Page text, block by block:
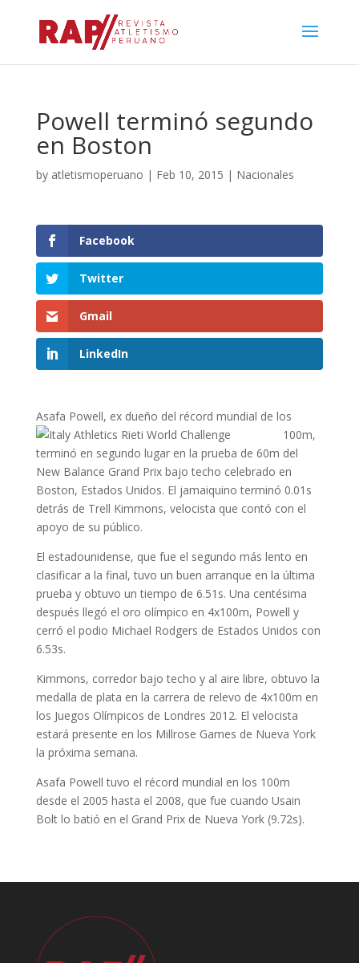
Powell terminó segundo
en Boston
by atletismoperuano | Feb 10, 2015 | Nacionales
Facebook
Twitter
Gmail
LinkedIn
Asafa Powell, ex dueño del récord mundial de los
100m,
terminó en segundo lugar en la prueba de 60m del
New Balance Grand Prix bajo techo celebrado en
Boston, Estados Unidos. El jamaiquino terminó 0.01s
detrás de Trell Kimmons, velocista que contó con el
apoyo de su público.
El estadounidense, que fue el segundo más lento en
clasificar a la final, tuvo un buen arranque en la última
prueba y obtuvo un tiempo de 6.51s. Una centésima
después llegó el oro olímpico en 4x100m, Powell y
cerró el podio Michael Rodgers de Estados Unidos con
6.53s.
Kimmons, corredor bajo techo y al aire libre, obtuvo la
medalla de plata en la carrera de relevo de 4x100m en
los Juegos Olímpicos de Londres 2012. El velocista
estará presente en los Millrose Games de Nueva York
la próxima semana.
Asafa Powell tuvo el récord mundial en los 100m
desde el 2005 hasta el 2008, que fue cuando Usain
Bolt lo batió en el Grand Prix de Nueva York (9.72s).